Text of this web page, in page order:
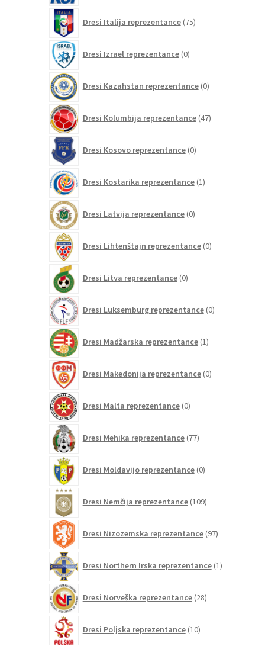
Dresi Italija reprezentance 75izdelkov
Dresi Izrael reprezentance 0izdelkov
Dresi Kazahstan reprezentance 0izdelkov
Dresi Kolumbija reprezentance 47izdelkov
Dresi Kosovo reprezentance 0izdelkov
Dresi Kostarika reprezentance 1izdelek
Dresi Latvija reprezentance 0izdelkov
Dresi Lihtenštajn reprezentance 0izdelkov
Dresi Litva reprezentance 0izdelkov
Dresi Luksemburg reprezentance 0izdelkov
Dresi Madžarska reprezentance 1izdelek
Dresi Makedonija reprezentance 0izdelkov
Dresi Malta reprezentance 0izdelkov
Dresi Mehika reprezentance 77izdelkov
Dresi Moldavijo reprezentance 0izdelkov
Dresi Nemčija reprezentance 109izdelkov
Dresi Nizozemska reprezentance 97izdelkov
Dresi Northern Irska reprezentance 1izdelek
Dresi Norveška reprezentance 28izdelkov
Dresi Poljska reprezentance 10izdelkov